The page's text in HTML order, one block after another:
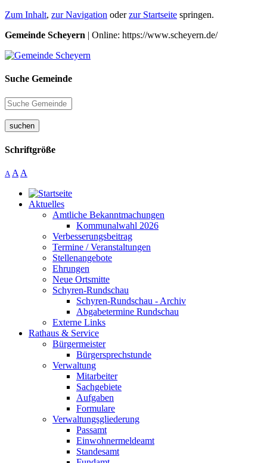
Zum Inhalt, zur Navigation oderzur Startseite springen.
Gemeinde Scheyern | Online: https://www.scheyern.de/
Suche Gemeinde
suchen
Schriftgröße
A A A
Aktuelles
Amtliche Bekanntmachungen
Kommunalwahl 2026
Verbesserungsbeitrag
Termine / Veranstaltungen
Stellenangebote
Ehrungen
Neue Ortsmitte
Schyren-Rundschau
Schyren-Rundschau - Archiv
Abgabetermine Rundschau
Externe Links
Rathaus & Service
Bürgermeister
Bürgersprechstunde
Verwaltung
Mitarbeiter
Sachgebiete
Aufgaben
Formulare
Verwaltungsgliederung
Passamt
Einwohnermeldeamt
Standesamt